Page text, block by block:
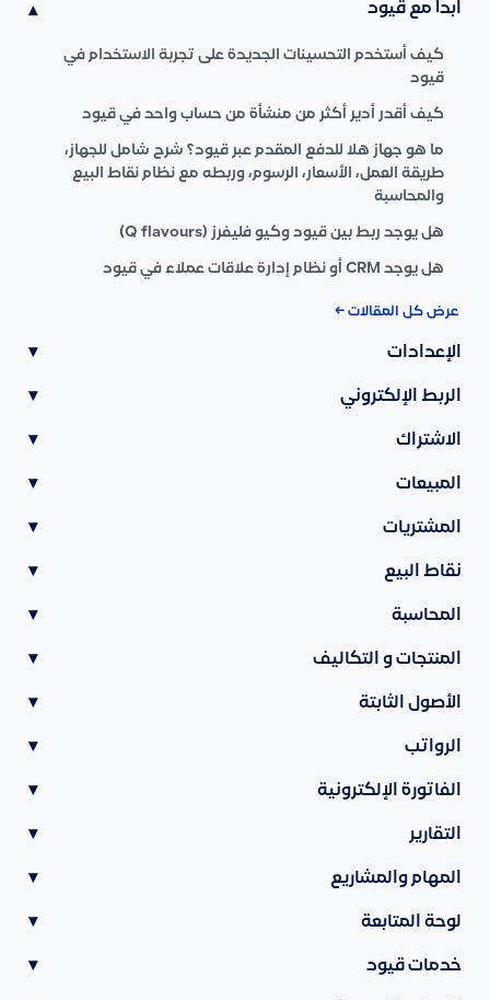
ابدأ مع قيود ▾
كيف أستخدم التحسينات الجديدة على تجربة الاستخدام في
قيود
كيف أقدر أدير أكثر من منشأة من حساب واحد في قيود
ما هو جهاز هلا للدفع المقدم عبر قيود؟ شرح شامل للجهاز،
طريقة العمل، الأسعار، الرسوم، وربطه مع نظام نقاط البيع
والمحاسبة
هل يوجد ربط بين قيود وكيو فليفرز (Q flavours)
هل يوجد CRM أو نظام إدارة علاقات عملاء في قيود
عرض كل المقالات ←
الإعدادات ▾
الربط الإلكتروني ▾
الاشتراك ▾
المبيعات ▾
المشتريات ▾
نقاط البيع ▾
المحاسبة ▾
المنتجات و التكاليف ▾
الأصول الثابتة ▾
الرواتب ▾
الفاتورة الإلكترونية ▾
التقارير ▾
المهام والمشاريع ▾
لوحة المتابعة ▾
خدمات قيود ▾